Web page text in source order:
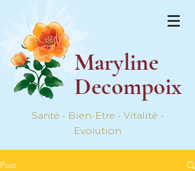
Maryline
Decompoix
Santé • Bien-Etre • Vitalité •
Evolution
Post